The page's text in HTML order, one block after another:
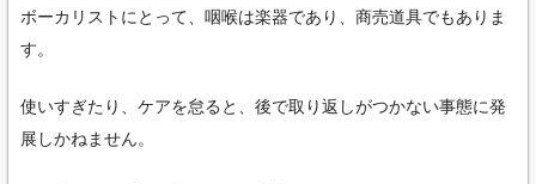
ボーカリストにとって、咽喉は楽器であり、商売道具でもありま
す。
使いすぎたり、ケアを怠ると、後で取り返しがつかない事態に発
展しかねません。